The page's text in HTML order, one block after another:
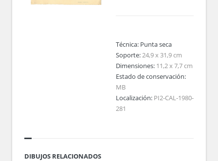
Técnica: Punta seca
Soporte:24,9 x 31,9 cm
Dimensiones: 11,2 x 7,7 cm
Estado de conservación:
MB
Localización: PI2-CAL-1980-
281
DIBUJOS RELACIONADOS